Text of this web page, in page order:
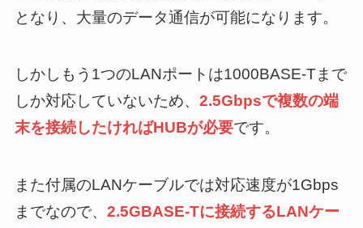
となり、大量のデータ通信が可能になります。
しかしもう1つのLANポートは1000BASE-Tまで
しか対応していないため、 2.5Gbpsで複数の端
末を接続したければHUBが必要です。
また付属のLANケーブルでは対応速度が1Gbps
までなので、 2.5GBASE-Tに接続するLANケー